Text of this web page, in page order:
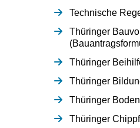
Technische
Thüringer
Thüringer
Thüringer
Thüringer
Thüringer